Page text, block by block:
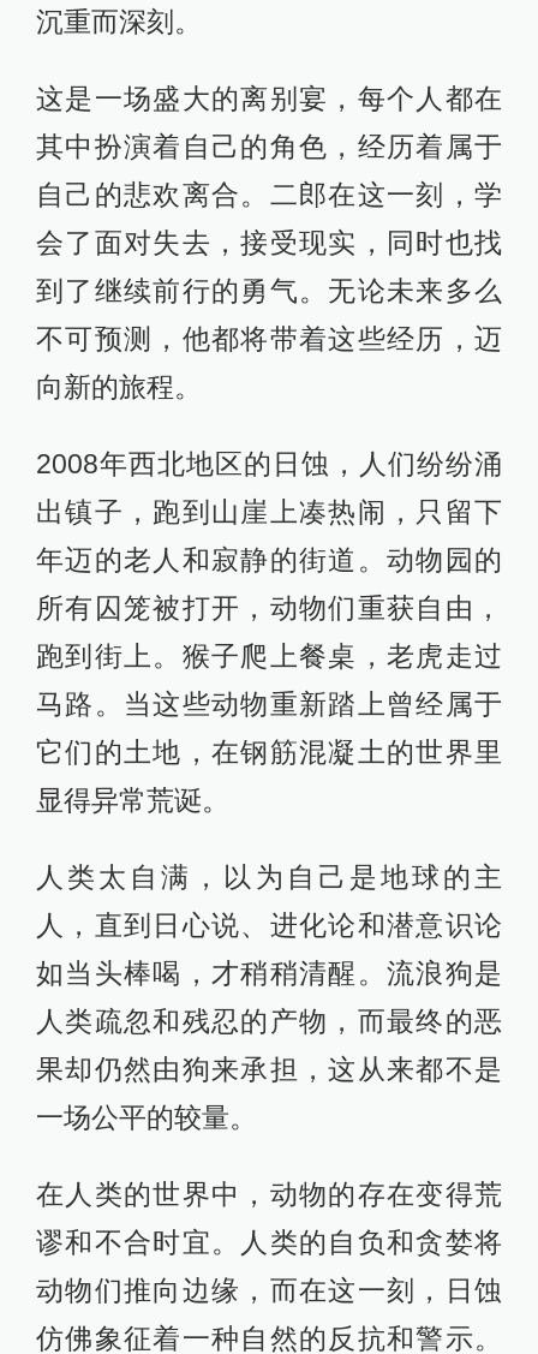
沉重而深刻。
这是一场盛大的离别宴，每个人都在
其中扮演着自己的角色，经历着属于
自己的悲欢离合。二郎在这一刻，学
会了面对失去，接受现实，同时也找
到了继续前行的勇气。无论未来多么
不可预测，他都将带着这些经历，迈
向新的旅程。
2008年西北地区的日蚀，人们纷纷涌
出镇子，跑到山崖上凑热闹，只留下
年迈的老人和寂静的街道。动物园的
所有囚笼被打开，动物们重获自由，
跑到街上。猴子爬上餐桌，老虎走过
马路。当这些动物重新踏上曾经属于
它们的土地，在钢筋混凝土的世界里
显得异常荒诞。
人类太自满，以为自己是地球的主
人，直到日心说、进化论和潜意识论
如当头棒喝，才稍稍清醒。流浪狗是
人类疏忽和残忍的产物，而最终的恶
果却仍然由狗来承担，这从来都不是
一场公平的较量。
在人类的世界中，动物的存在变得荒
谬和不合时宜。人类的自负和贪婪将
动物们推向边缘，而在这一刻，日蚀
仿佛象征着一种自然的反抗和警示。